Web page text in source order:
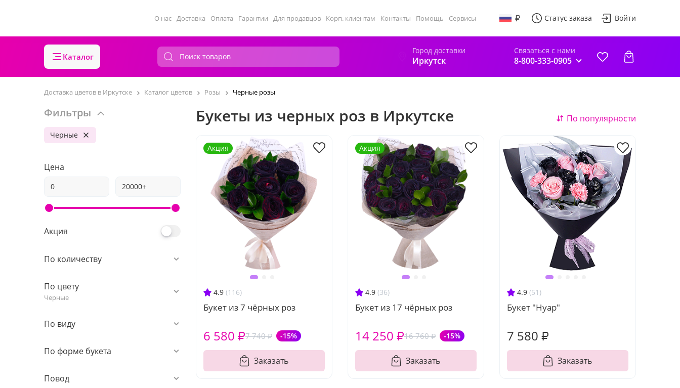
О нас Доставка Оплата Гарантии Для продавцов Корп. клиентам Контакты Помощь Сервисы Статус заказа Войти
Каталог
Город доставки
Иркутск
Связаться с нами
8-800-333-0905
Доставка цветов в Иркутске Каталог цветов Розы Черные розы
Фильтры
Черные
Цена
Акция
По количеству
По цвету
Черные
По виду
По форме букета
Повод
Букеты из черных роз в Иркутске По популярности
4.9 (116)
Букет из 7 чёрных роз
7 740 ₽ -15%
6 580 ₽
Заказать
Акция
4.9 (36)
Букет из 17 чёрных роз
16 760 ₽ -15%
14 250 ₽
Заказать
Акция
4.9 (51)
Букет "Нуар"
7 580 ₽
Заказать